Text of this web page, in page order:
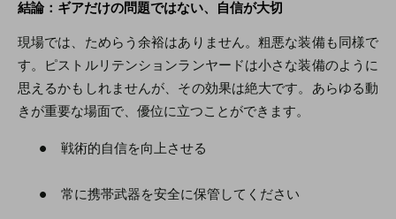
結論：ギアだけの問題ではない、自信が大切
現場では、ためらう余裕はありません。粗悪な装備も同様で
す。ピストルリテンションランヤードは小さな装備のように
思えるかもしれませんが、その効果は絶大です。あらゆる動
きが重要な場面で、優位に立つことができます。
● 戦術的自信を向上させる
● 常に携帯武器を安全に保管してください